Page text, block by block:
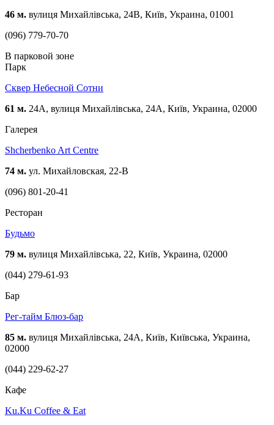
46 м. вулиця Михайлівська, 24В, Київ, Украина, 01001
(096) 779-70-70
В парковой зоне
Парк
Сквер Небесной Сотни
61 м. 24A, вулиця Михайлівська, 24А, Київ, Украина, 02000
Галерея
Shcherbenko Art Centre
74 м. ул. Михайловская, 22-В
(096) 801-20-41
Ресторан
Будьмо
79 м. вулиця Михайлівська, 22, Київ, Украина, 02000
(044) 279-61-93
Бар
Рег-тайм Блюз-бар
85 м. вулиця Михайлівська, 24А, Київ, Київська, Украина,
02000
(044) 229-62-27
Кафе
Ku.Ku Coffee & Eat